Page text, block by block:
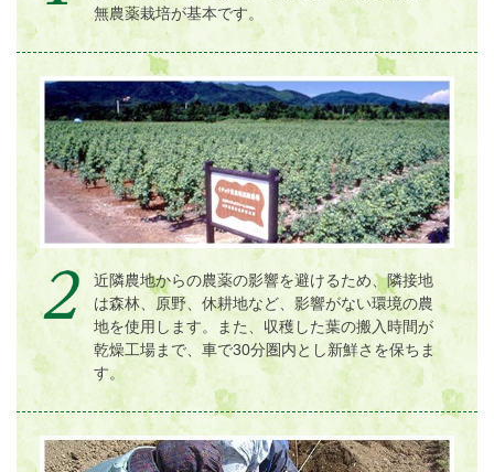
無農薬栽培が基本です。
近隣農地からの農薬の影響を避けるため、隣接地
は森林、原野、休耕地など、影響がない環境の農
地を使用します。また、収穫した葉の搬入時間が
乾燥工場まで、車で30分圏内とし新鮮さを保ちま
す。